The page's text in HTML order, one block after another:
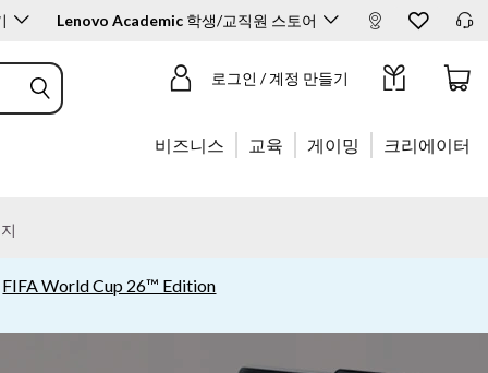
Lenovo Academic 학생/교직원 스토어
로그인 / 계정 만들기
비즈니스 교육 게이밍 크리에이터
FIFA World Cup 26™ Edition